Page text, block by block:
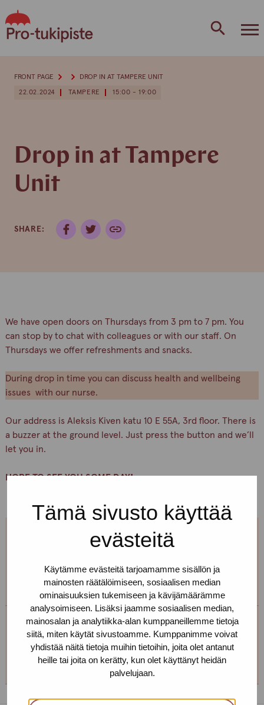
Tämä sivusto käyttää
evästeitä
Käytämme evästeitä tarjoamamme sisällön ja
mainosten räätälöimiseen, sosiaalisen median
ominaisuuksien tukemiseen ja kävijämäärämme
analysoimiseen. Lisäksi jaamme sosiaalisen median,
mainosalan ja analytiikka-alan kumppaneillemme tietoja
siitä, miten käytät sivustoamme. Kumppanimme voivat
yhdistää näitä tietoja muihin tietoihin, joita olet antanut
heille tai joita on kerätty, kun olet käyttänyt heidän
palvelujaan.
to
content
22.02.2024 TAMPERE 15:00 - 19:00
Drop in at Tampere
Unit
SHARE:
FRONT PAGE DROP IN AT TAMPERE UNIT
We have open doors on Thursdays from 3 pm to 7 pm. You
can stop by to chat with colleagues or with our staff. On
Thursdays we offer refreshments and snacks.
During drop in time you can discuss health and wellbeing
issues with our nurse.
Our address is Aleksis Kiven katu 10 E 55A, 3rd floor. There is
a buzzer at the ground level. Just press the button and we’ll
let you in.
HOPE TO SEE YOU SOME DAY!
You can't come on Thursdays?
Contact us to make an appointment.
Service centre Tampere
+358 (0)45 265 0480